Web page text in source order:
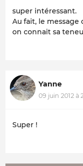
super intéressant.
Au fait, le message
on connait sa
Yanne
09 juin 2012 à
Super !